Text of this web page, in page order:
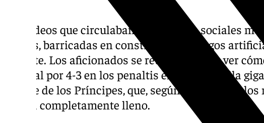
Los vídeos que circulaban en las redes sociales
llamas, barricadas en construcción y fuegos
la gente. Los aficionados se reunieron para ver
Arsenal por 4-3 en los penaltis en una pantalla
Parque de los Príncipes, que, según informaron los
estaba completamente lleno.